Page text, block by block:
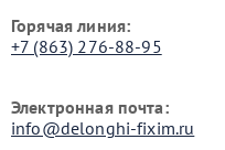
Горячая линия:
+7 (863) 276-88-95
Электронная почта:
info@delonghi-fixim.ru